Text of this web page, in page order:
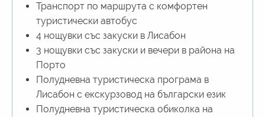
Транспорт по маршрута с комфортен
туристически автобус
4 нощувки със закуски в Лисабон
3 нощувки със закуски и вечери в района на
Порто
Полудневна туристическа програма в
Лисабон с екскурзовод на български език
Полудневна туристическа обиколка на